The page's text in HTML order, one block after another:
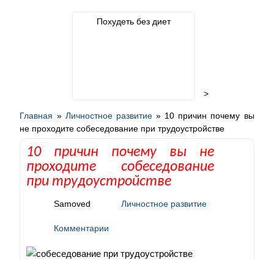
Похудеть без диет
>
Главная » Личностное развитие» 10 причин почему вы
не проходите собеседование при трудоустройстве
10 причин почему вы не
проходите собеседование
при трудоустройстве
Samoved Личностное развитие
Комментарии